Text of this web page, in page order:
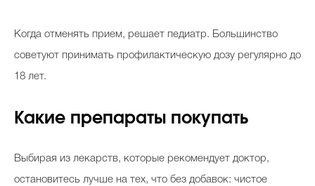
Когда отменять прием, решает педиатр. Большинство
советуют принимать профилактическую дозу регулярно до
18 лет.
Какие препараты покупать
Выбирая из лекарств, которые рекомендует доктор,
остановитесь лучше на тех, что без добавок: чистое